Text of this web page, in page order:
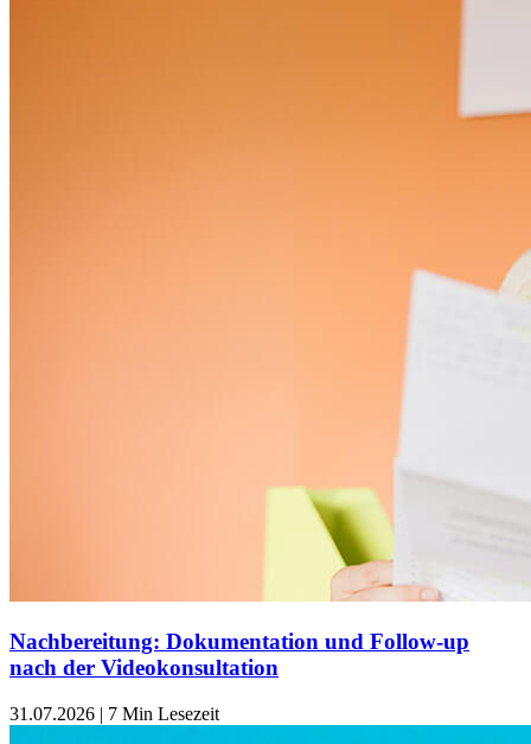
Nachbereitung: Dokumentation und Follow-up
nach der Videokonsultation
31.07.2026 | 7 Min Lesezeit